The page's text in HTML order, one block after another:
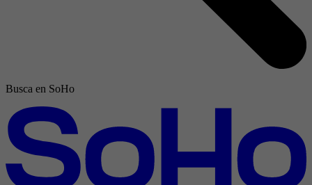
Busca en SoHo